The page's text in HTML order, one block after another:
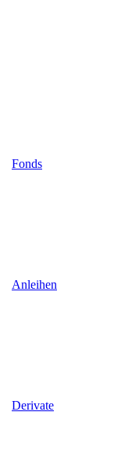
Fonds
Anleihen
Derivate